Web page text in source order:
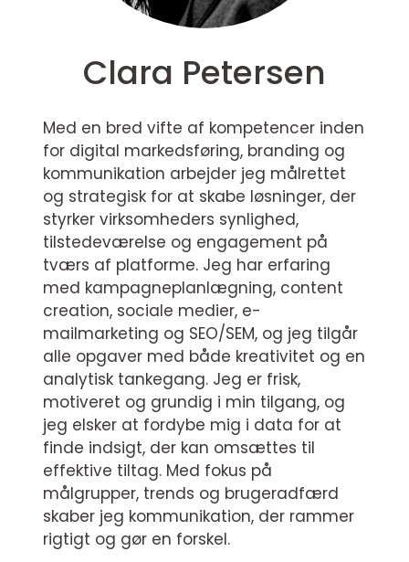
Clara Petersen
Med en bred vifte af kompetencer inden
for digital markedsføring, branding og
kommunikation arbejder jeg målrettet
og strategisk for at skabe løsninger, der
styrker virksomheders synlighed,
tilstedeværelse og engagement på
tværs af platforme. Jeg har erfaring
med kampagneplanlægning, content
creation, sociale medier, e-
mailmarketing og SEO/SEM, og jeg tilgår
alle opgaver med både kreativitet og en
analytisk tankegang. Jeg er frisk,
motiveret og grundig i min tilgang, og
jeg elsker at fordybe mig i data for at
finde indsigt, der kan omsættes til
effektive tiltag. Med fokus på
målgrupper, trends og brugeradfærd
skaber jeg kommunikation, der rammer
rigtigt og gør en forskel.